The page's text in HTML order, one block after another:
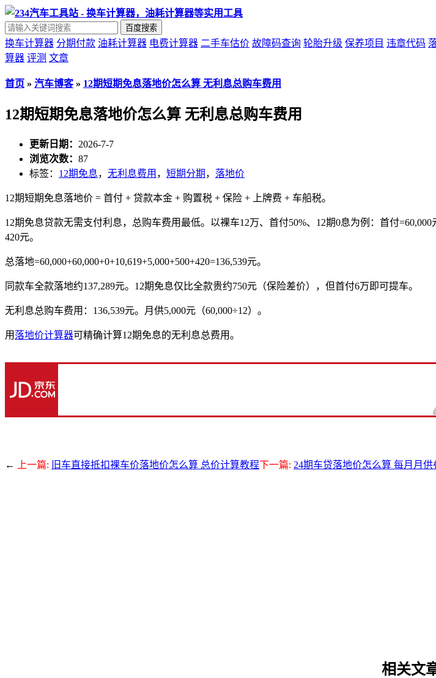
百度搜索
换车计算器 分期付款 油耗计算器 电费计算器 二手车估价 故障码查询 轮胎升级 保养项目 违章代码
算器 评测 文章
首页 » 汽车博客» 12期短期免息落地价怎么算 无利息总购车费用
12期短期免息落地价怎么算 无利息总购车费用
更新日期： 2026-7-7
浏览次数： 87
标签： 12期免息， 无利息费用 ， 短期分期 ， 落地价
12期短期免息落地价 = 首付 + 贷款本金 + 购置税 + 保险 + 上牌费 + 车船税。
12期免息贷款无需支付利息，总购车费用最低。以裸车12万、首付50%、12期0息为例：首付
420元。
总落地=60,000+60,000+0+10,619+5,000+500+420=136,539元。
同款车全款落地约137,289元。12期免息仅比全款贵约750元（保险差价），但首付6万即可提车。
无利息总购车费用：136,539元。月供5,000元（60,000÷12）。
用 落地价计算器可精确计算12期免息的无利息总费用。
← 上一篇: 旧车直接抵扣裸车价落地价怎么算 总价计算教程下一篇: 24期车贷落地价怎么算 每月月
相关文